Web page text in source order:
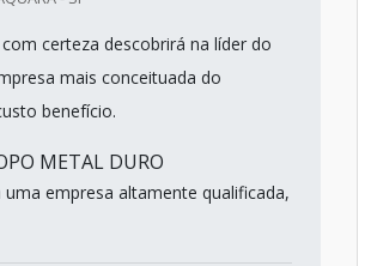
certeza descobrirá na líder do
mais conceituada do
benefício.
METAL DURO
empresa altamente qualificada,